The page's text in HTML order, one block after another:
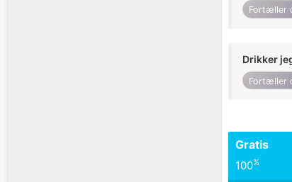
Fortæller
Drikker
Fortæller
Gratis
100%